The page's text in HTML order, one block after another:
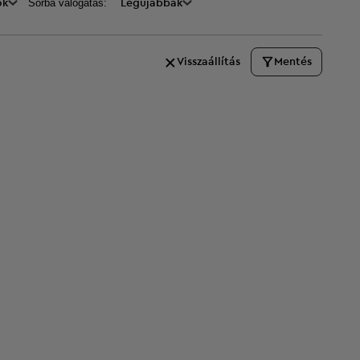
Sorba válogatás: Legújabbak
Visszaállítás Mentés